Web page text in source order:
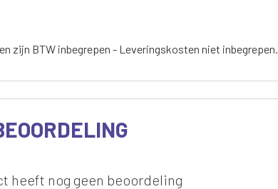
zijn BTW inbegrepen - Leveringskosten niet inbegrepen.
heeft nog geen beoordeling